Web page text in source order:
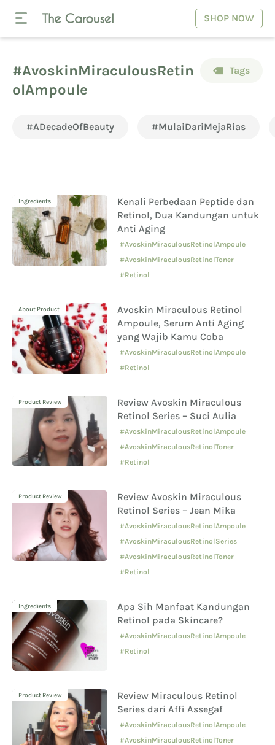
SHOP NOW
#AvoskinMiraculousRetin
olAmpoule
Tags
#ADecadeOfBeauty #MulaiDariMejaRias
Ingredients
Kenali Perbedaan Peptide dan
Retinol, Dua Kandungan untuk
Anti Aging
#AvoskinMiraculousRetinolAmpoule
#AvoskinMiraculousRetinolToner
#Retinol
About Product
Avoskin Miraculous Retinol
Ampoule, Serum Anti Aging
yang Wajib Kamu Coba
#AvoskinMiraculousRetinolAmpoule
#Retinol
Product Review
Review Avoskin Miraculous
Retinol Series – Suci Aulia
#AvoskinMiraculousRetinolAmpoule
#AvoskinMiraculousRetinolToner
#Retinol
Product Review
Review Avoskin Miraculous
Retinol Series – Jean Mika
#AvoskinMiraculousRetinolAmpoule
#AvoskinMiraculousRetinolSeries
#AvoskinMiraculousRetinolToner
#Retinol
Ingredients
Apa Sih Manfaat Kandungan
Retinol pada Skincare?
#AvoskinMiraculousRetinolAmpoule
#Retinol
Product Review
Review Miraculous Retinol
Series dari Affi Assegaf
#AvoskinMiraculousRetinolAmpoule
#AvoskinMiraculousRetinolToner